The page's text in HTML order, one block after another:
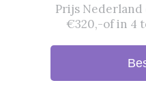
Prijs Nederland
€320,-of in 4